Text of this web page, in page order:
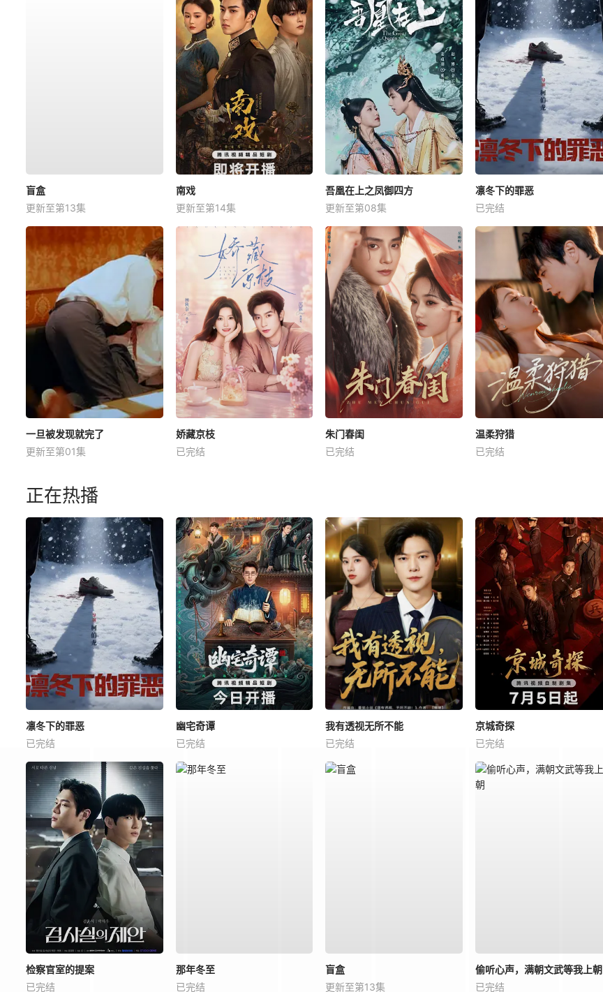
盲盒
更新至第13集
南戏
更新至第14集
吾凰在上之凤御四方
更新至第08集
凛冬下的罪恶
已完结
一旦被发现就完了
更新至第01集
娇藏京枝
已完结
朱门春闺
已完结
温柔狩猎
已完结
正在热播
凛冬下的罪恶
已完结
幽宅奇谭
已完结
我有透视无所不能
已完结
京城奇探
已完结
检察官室的提案
已完结
那年冬至
已完结
盲盒
更新至第13集
偷听心声，满朝文武等我上朝
已完结